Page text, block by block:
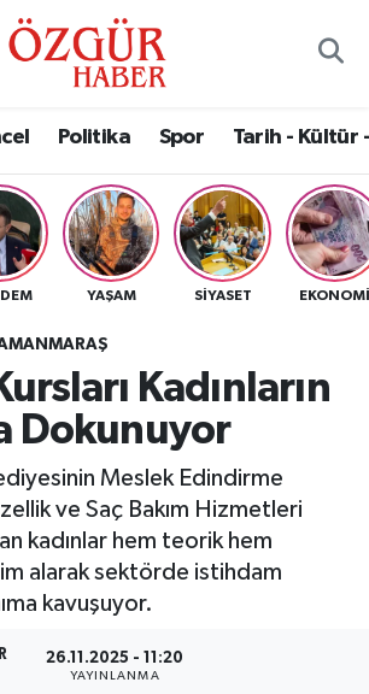
Politika Spor Tarih - Kültür
YAŞAM SIYASET EKONOMI
Kadınların
Dokunuyor
Meslek Edindirme
ve Saç Bakım Hizmetleri
kadınlar hem teorik hem
alarak sektörde istihdam
kavuşuyor.
26.11.2025 - 11:20
YAYINLANMA
Durumu ve Fikstür